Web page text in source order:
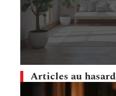
Articles au hasard